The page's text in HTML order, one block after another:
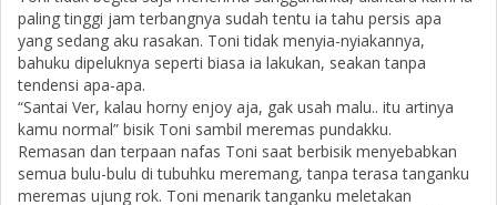
paling tinggi jam terbangnya sudah tentu ia tahu persis apa
yang sedang aku rasakan. Toni tidak menyia-nyiakannya,
bahuku dipeluknya seperti biasa ia lakukan, seakan tanpa
tendensi apa-apa.
“Santai Ver, kalau horny enjoy aja, gak usah malu.. itu artinya
kamu normal” bisik Toni sambil meremas pundakku.
Remasan dan terpaan nafas Toni saat berbisik menyebabkan
semua bulu-bulu di tubuhku meremang, tanpa terasa tanganku
meremas ujung rok. Toni menarik tanganku meletakan